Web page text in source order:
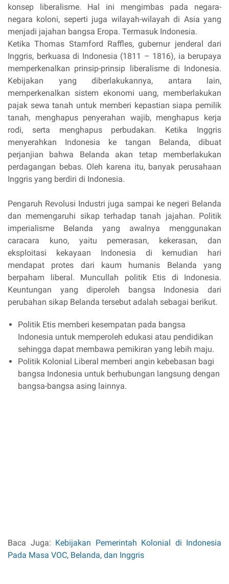
konsep liberalisme. Hal ini mengimbas pada negara-
negara koloni, seperti juga wilayah-wilayah di Asia yang
menjadi jajahan bangsa Eropa. Termasuk Indonesia.
Ketika Thomas Stamford Raffles, gubernur jenderal dari
Inggris, berkuasa di Indonesia (1811 – 1816), ia berupaya
memperkenalkan prinsip-prinsip liberalisme di Indonesia.
Kebijakan yang diberlakukannya, antara lain,
memperkenalkan sistem ekonomi uang, memberlakukan
pajak sewa tanah untuk memberi kepastian siapa pemilik
tanah, menghapus penyerahan wajib, menghapus kerja
rodi, serta menghapus perbudakan. Ketika Inggris
menyerahkan Indonesia ke tangan Belanda, dibuat
perjanjian bahwa Belanda akan tetap memberlakukan
perdagangan bebas. Oleh karena itu, banyak perusahaan
Inggris yang berdiri di Indonesia.
Pengaruh Revolusi Industri juga sampai ke negeri Belanda
dan memengaruhi sikap terhadap tanah jajahan. Politik
imperialisme Belanda yang awalnya menggunakan
caracara kuno, yaitu pemerasan, kekerasan, dan
eksploitasi kekayaan Indonesia di kemudian hari
mendapat protes dari kaum humanis Belanda yang
berpaham liberal. Muncullah politik Etis di Indonesia.
Keuntungan yang diperoleh bangsa Indonesia dari
perubahan sikap Belanda tersebut adalah sebagai berikut.
Politik Etis memberi kesempatan pada bangsa
Indonesia untuk memperoleh edukasi atau pendidikan
sehingga dapat membawa pemikiran yang lebih maju.
Politik Kolonial Liberal memberi angin kebebasan bagi
bangsa Indonesia untuk berhubungan langsung dengan
bangsa-bangsa asing lainnya.
Baca Juga: Kebijakan Pemerintah Kolonial di Indonesia
Pada Masa VOC, Belanda, dan Inggris